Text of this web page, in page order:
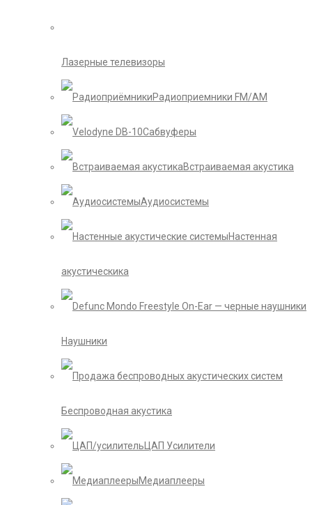
Лазерные телевизоры
Радиоприемники FM/AM
Сабвуферы
Встраиваемая акустика
Аудиосистемы
Настенная
акустическика
Наушники
Беспроводная акустика
ЦАП Усилители
Медиаплееры